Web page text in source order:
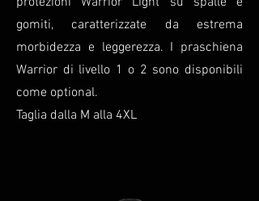
gomiti, caratterizzate da estrema
morbidezza e leggerezza. I praschiena
Warrior di livello 1 o 2 sono disponibili
come optional.
Taglia dalla M alla 4XL